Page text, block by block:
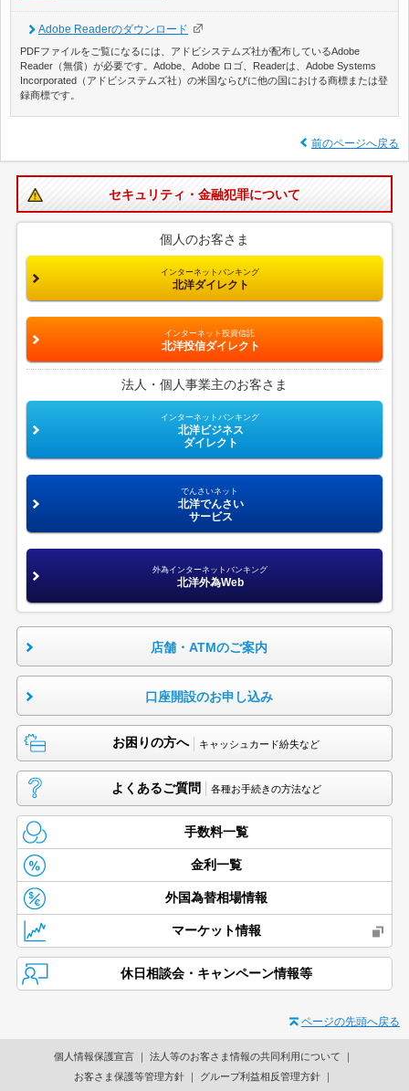
Adobe Readerのダウンロード
PDFファイルをご覧になるには、アドビシステムズ社が配布しているAdobe
Reader（無償）が必要です。Adobe、Adobe ロゴ、Readerは、Adobe Systems
Incorporated（アドビシステムズ社）の米国ならびに他の国における商標または登
録商標です。
前のページへ戻る
セキュリティ・金融犯罪について
個人のお客さま
インターネットバンキング
北洋ダイレクト
インターネット投資信託
北洋投信ダイレクト
法人・個人事業主のお客さま
インターネットバンキング
北洋ビジネス
ダイレクト
でんさいネット
北洋でんさい
サービス
外為インターネットバンキング
北洋外為Web
店舗・ATMのご案内
口座開設のお申し込み
お困りの方へ キャッシュカード紛失など
よくあるご質問 各種お手続きの方法など
手数料一覧
金利一覧
外国為替相場情報
マーケット情報
休日相談会・キャンペーン情報等
ページの先頭へ戻る
個人情報保護宣言
法人等のお客さま情報の共同利用について
お客さま保護等管理方針
グループ利益相反管理方針